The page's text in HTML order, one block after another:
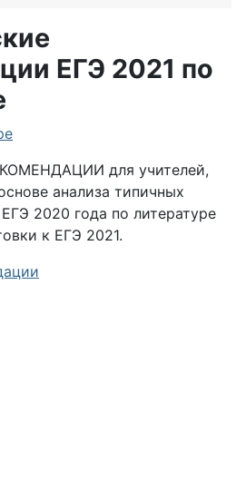
ЕГЭ 2021 по
для учителей,
анализа типичных
2020 года по литературе
к ЕГЭ 2021.